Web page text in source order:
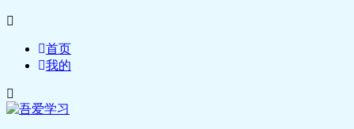
首页
我的